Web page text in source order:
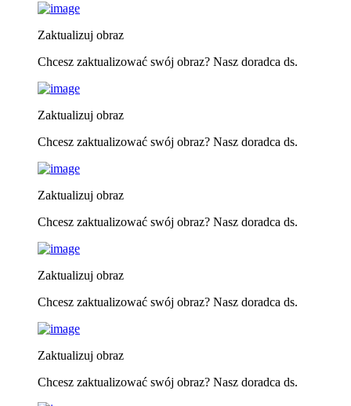
Zaktualizuj obraz
Chcesz zaktualizować swój obraz? Nasz doradca ds.
Zaktualizuj obraz
Chcesz zaktualizować swój obraz? Nasz doradca ds.
Zaktualizuj obraz
Chcesz zaktualizować swój obraz? Nasz doradca ds.
Zaktualizuj obraz
Chcesz zaktualizować swój obraz? Nasz doradca ds.
Zaktualizuj obraz
Chcesz zaktualizować swój obraz? Nasz doradca ds.